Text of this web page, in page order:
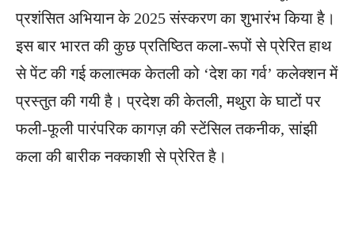
प्रशंसित अभियान के 2025 संस्करण का शुभारंभ किया है।
इस बार भारत की कुछ प्रतिष्ठित कला-रूपों से प्रेरित हाथ
से पेंट की गई कलात्मक केतली को ‘देश का गर्व’ कलेक्शन में
प्रस्तुत की गयी है। प्रदेश की केतली, मथुरा के घाटों पर
फली-फूली पारंपरिक कागज़ की स्टेंसिल तकनीक, सांझी
कला की बारीक नक्काशी से प्रेरित है।